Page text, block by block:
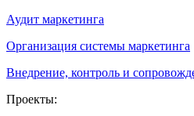
Аудит маркетинга
Организация системы маркетинга
Внедрение, контроль и
Проекты: